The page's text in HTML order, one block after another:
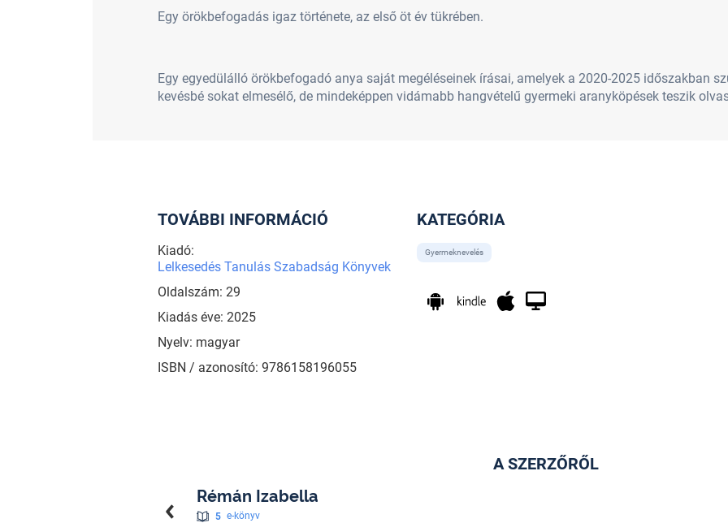
Egy örökbefogadás igaz története, az első öt év tükrében.
Egy egyedülálló örökbefogadó anya saját megéléseinek írásai, amelyek a 2020-2025 időszakban
kevésbé sokat elmesélő, de mindeképpen vidámabb hangvételű gyermeki aranyköpések teszik
TOVÁBBI INFORMÁCIÓ
Kiadó:
Lelkesedés Tanulás Szabadság Könyvek
Oldalszám: 29
Kiadás éve: 2025
Nyelv: magyar
ISBN / azonosító: 9786158196055
KATEGÓRIA
Gyermeknevelés
A SZERZŐRŐL
Rémán Izabella
5 e-könyv